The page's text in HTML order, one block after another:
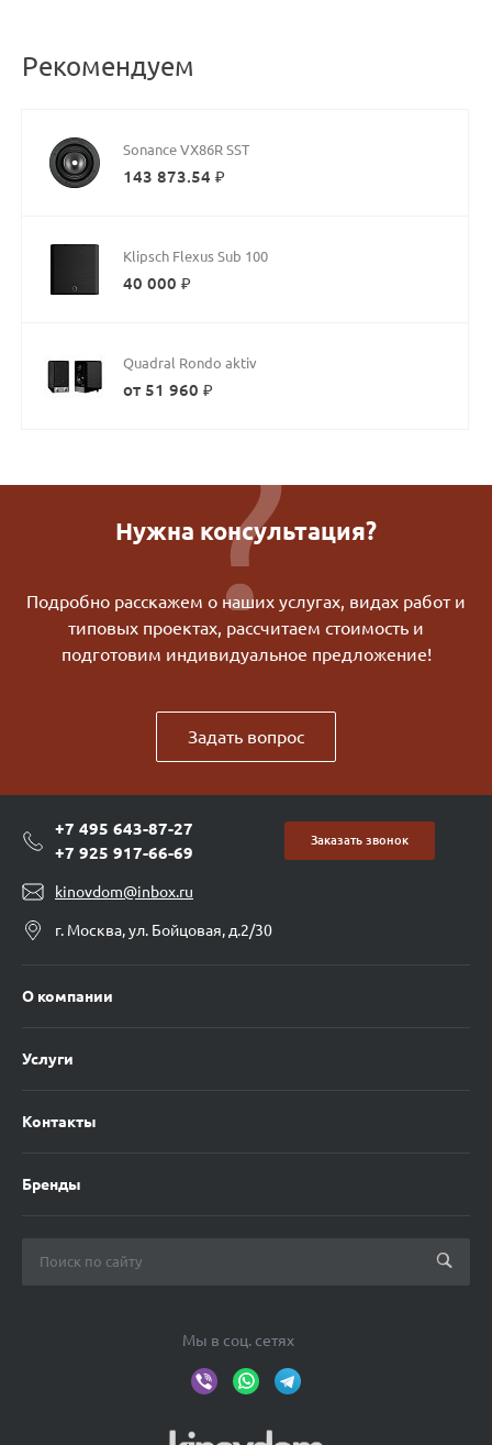
Рекомендуем
Sonance VX86R SST
143 873.54 ₽
Klipsch Flexus Sub 100
40 000 ₽
Quadral Rondo aktiv
от 51 960 ₽
Нужна консультация?
Подробно расскажем о наших услугах, видах работ и
типовых проектах, рассчитаем стоимость и
подготовим индивидуальное предложение!
Задать вопрос
+7 495 643-87-27
+7 925 917-66-69
Заказать звонок
kinovdom@inbox.ru
г. Москва, ул. Бойцовая, д.2/30
О компании
Услуги
Контакты
Бренды
Мы в соц. сетях